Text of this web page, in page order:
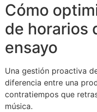
Cómo
de horarios
ensayo
Una gestión proactiva
diferencia entre una
contratiempos que
música.